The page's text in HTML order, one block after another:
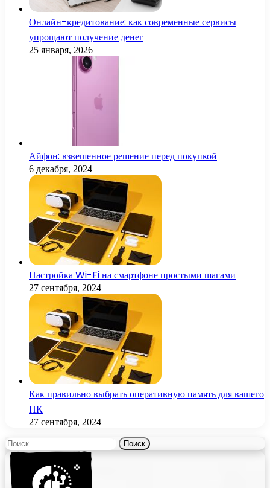
Онлайн-кредитование: как современные сервисы
упрощают получение денег
25 января, 2026
Айфон: взвешенное решение перед покупкой
6 декабря, 2024
Настройка Wi-Fi на смартфоне простыми шагами
27 сентября, 2024
Как правильно выбрать оперативную память для вашего
ПК
27 сентября, 2024
Найти: